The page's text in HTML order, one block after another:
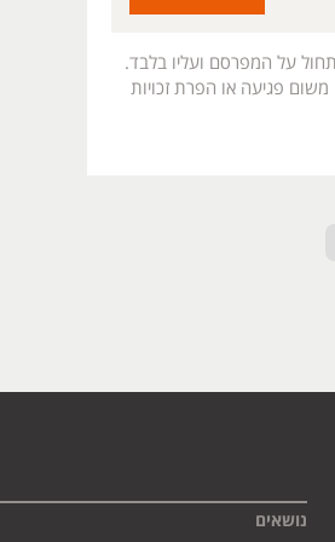
על המפרסם ועליו בלבד.
משום פגיעה או הפרת זכויות
נושאים